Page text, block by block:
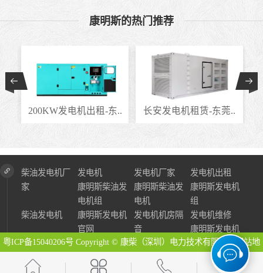
康明斯的热门推荐
200KW发电机出租-东.. 长安发电机租赁-东莞..
柴油发电机厂
家
发电机 发电机厂家
发电机出租
康明斯柴油发
电机组
康明斯柴油发
电机
康明斯发电机
组
柴油发电机
康明斯发电机
官网
发电机机房隔
音
发电机维修
康明斯发电机
粤ICP备15040206号 Copyright © 康柴（深圳）电力技术有限公司 网站地
图